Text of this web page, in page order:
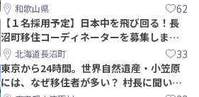
和歌山県 62
【１名採用予定】日本中を飛び回る！長
沼町移住コーディネーターを募集しま
す！北海道長沼町 33
東京から24時間。世界自然遺産・小笠原
には、なぜ移住者が多い？ 村長に聞いて